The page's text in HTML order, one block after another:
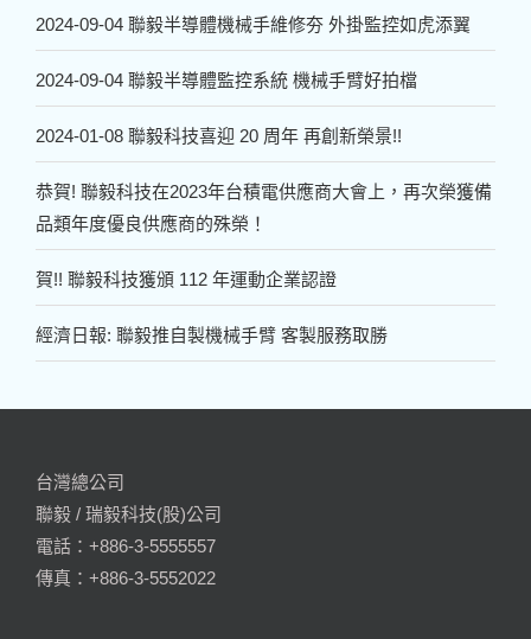
2024-09-04 聯毅半導體機械手維修夯 外掛監控如虎添翼
2024-09-04 聯毅半導體監控系統 機械手臂好拍檔
2024-01-08 聯毅科技喜迎 20 周年 再創新榮景!!
恭賀! 聯毅科技在2023年台積電供應商大會上，再次榮獲備
品類年度優良供應商的殊榮！
賀!! 聯毅科技獲頒 112 年運動企業認證
經濟日報: 聯毅推自製機械手臂 客製服務取勝
台灣總公司
聯毅 / 瑞毅科技(股)公司
電話：+886-3-5555557
傳真：+886-3-5552022